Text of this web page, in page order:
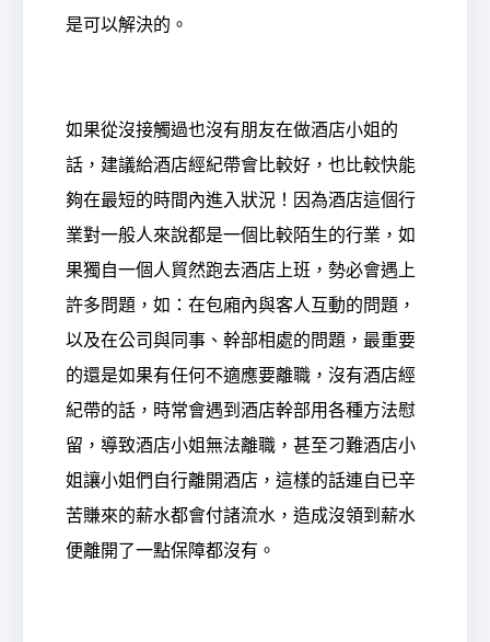
是可以解決的。
如果從沒接觸過也沒有朋友在做酒店小姐的
話，建議給酒店經紀帶會比較好，也比較快能
夠在最短的時間內進入狀況！因為酒店這個行
業對一般人來說都是一個比較陌生的行業，如
果獨自一個人貿然跑去酒店上班，勢必會遇上
許多問題，如：在包廂內與客人互動的問題，
以及在公司與同事、幹部相處的問題，最重要
的還是如果有任何不適應要離職，沒有酒店經
紀帶的話，時常會遇到酒店幹部用各種方法慰
留，導致酒店小姐無法離職，甚至刁難酒店小
姐讓小姐們自行離開酒店，這樣的話連自已辛
苦賺來的薪水都會付諸流水，造成沒領到薪水
便離開了一點保障都沒有。